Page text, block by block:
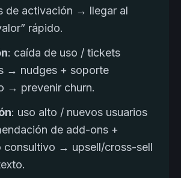
de activación → llegar al
rápido.
: caída de uso / tickets
→ nudges + soporte
→ prevenir churn.
: uso alto / nuevos usuarios
de add-ons +
consultivo → upsell/cross-sell